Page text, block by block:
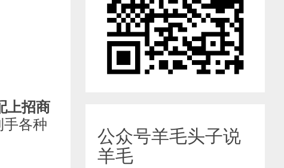
上招商
各种
公众号羊毛头子说
羊毛